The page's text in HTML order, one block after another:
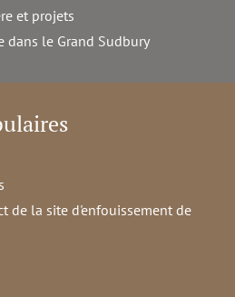
et projets
dans le Grand Sudbury
de la site d'enfouissement de